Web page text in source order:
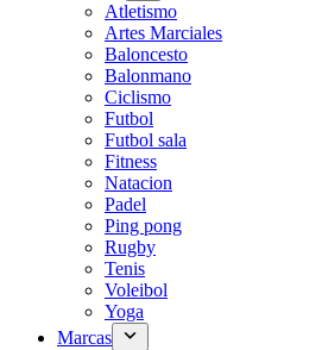
Atletismo
Artes Marciales
Baloncesto
Balonmano
Ciclismo
Futbol
Futbol sala
Fitness
Natacion
Padel
Ping pong
Rugby
Tenis
Voleibol
Yoga
Marcas